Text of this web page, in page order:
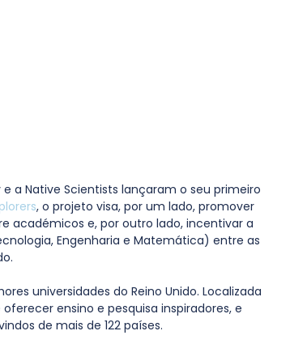
a Native Scientists lançaram o seu primeiro
, o projeto visa, por um lado, promover
académicos e, por outro lado, incentivar a
Engenharia e Matemática) entre as
universidades do Reino Unido. Localizada
ensino e pesquisa inspiradores, e
de mais de 122 países.